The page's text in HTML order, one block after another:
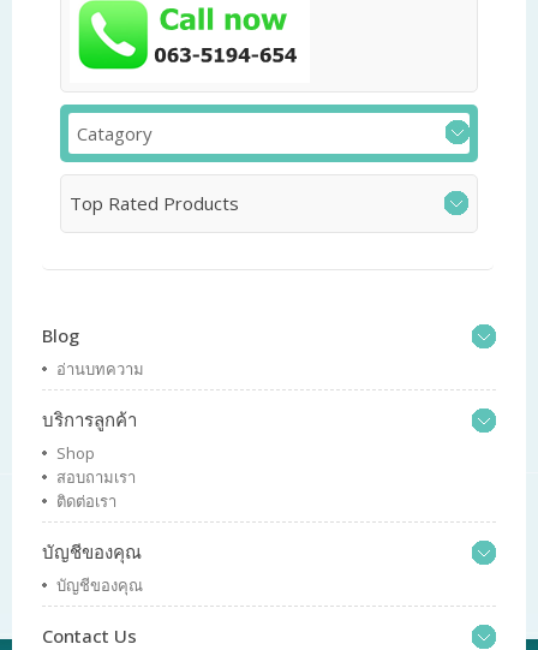
Catagory
Top Rated Products
Blog
อ่านบทความ
บริการลูกค้า
Shop
สอบถามเรา
ติดต่อเรา
บัญชีของคุณ
บัญชีของคุณ
Contact Us